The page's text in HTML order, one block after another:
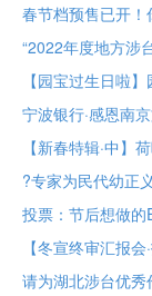
春节档预售已开！
?专家为民代幼正
投票：节后想做的
【冬宣终审汇报
请为湖北涉台优秀